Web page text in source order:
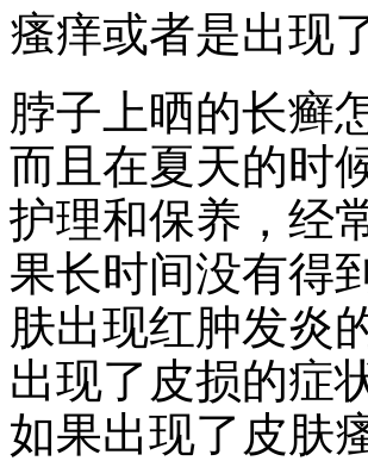
瘙痒或者是出现
脖子上晒的长癣
而且在夏天的时
护理和保养，经
果长时间没有得
肤出现红肿发炎
出现了皮损的症
如果出现了皮肤